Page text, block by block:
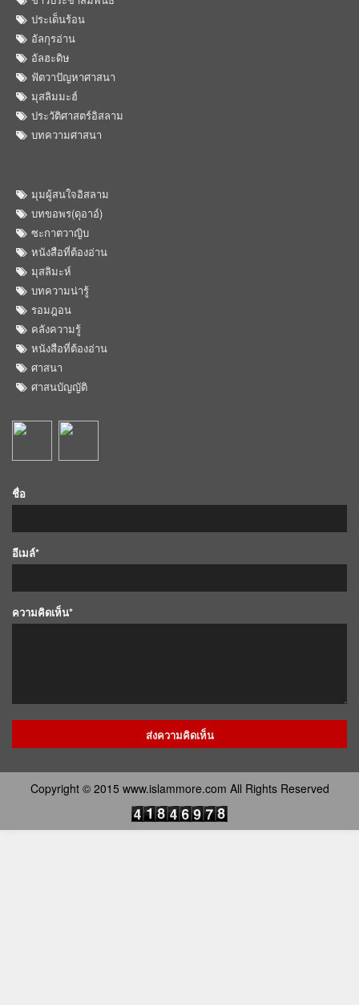
ประเด็นร้อน
อัลกุรอ่าน
อัลฮะดิษ
ฟัตวาปัญหาศาสนา
มุสลิมมะฮ์
ประวัติศาสตร์อิสลาม
บทความศาสนา
มุมผู้สนใจอิสลาม
บทขอพร(ดุอาอ์)
ซะกาตวาญิบ
หนังสือที่ต้องอ่าน
มุสลิมะห์
บทความน่ารู้
รอมฎอน
คลังความรู้
หนังสือที่ต้องอ่าน
ศาสนา
ศาสนบัญญัติ
ชื่อ
อีเมล์*
ความคิดเห็น*
Copyright © 2015 www.islammore.com All Rights Reserved